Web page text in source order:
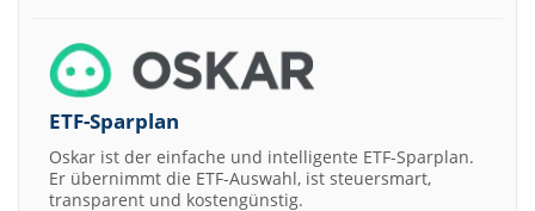
ETF-Sparplan
Oskar ist der einfache und intelligente ETF-Sparplan.
Er übernimmt die ETF-Auswahl, ist steuersmart,
transparent und kostengünstig.